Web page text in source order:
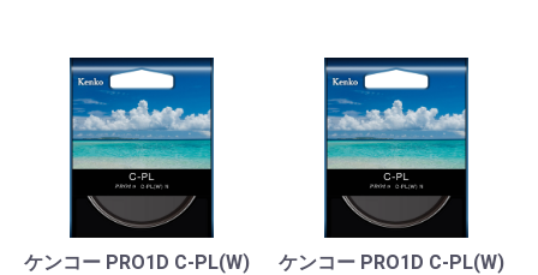
ケンコー PRO1D C-PL(W)
ケンコー PRO1D C-PL(W)
お買い物を続ける カートへ進む